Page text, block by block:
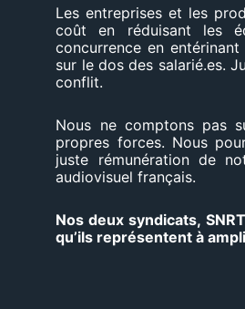
Les entreprises et les
coût en réduisant les
concurrence en
sur le dos des salarié.es.
conflit.
Nous ne comptons pas
propres forces. Nous
juste rémunération de
audiovisuel français.
Nos deux syndicats,
qu’ils représentent à